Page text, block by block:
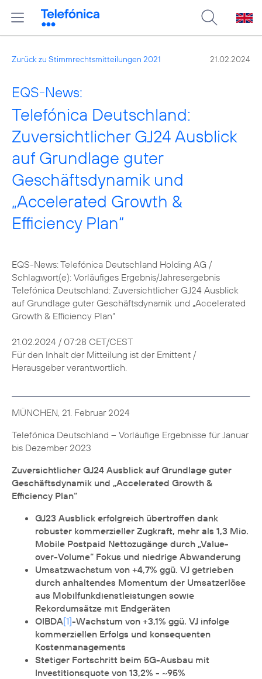
Zurück zu Stimmrechtsmitteilungen 2021 21.02.2024
EQS-News:
Telefónica Deutschland:
Zuversichtlicher GJ24 Ausblick
auf Grundlage guter
Geschäftsdynamik und
„Accelerated Growth &
Efficiency Plan“
EQS-News: Telefónica Deutschland Holding AG /
Schlagwort(e): Vorläufiges Ergebnis/Jahresergebnis
Telefónica Deutschland: Zuversichtlicher GJ24 Ausblick
auf Grundlage guter Geschäftsdynamik und „Accelerated
Growth & Efficiency Plan“
21.02.2024 / 07:28 CET/CEST
Für den Inhalt der Mitteilung ist der Emittent /
Herausgeber verantwortlich.
MÜNCHEN, 21. Februar 2024
Telefónica Deutschland – Vorläufige Ergebnisse für Januar
bis Dezember 2023
Zuversichtlicher GJ24 Ausblick auf Grundlage guter
Geschäftsdynamik und „Accelerated Growth &
Efficiency Plan“
GJ23 Ausblick erfolgreich übertroffen dank
robuster kommerzieller Zugkraft, mehr als 1,3 Mio.
Mobile Postpaid Nettozugänge durch „Value-
over-Volume“ Fokus und niedrige Abwanderung
Umsatzwachstum von +4,7% ggü. VJ getrieben
durch anhaltendes Momentum der Umsatzerlöse
aus Mobilfunkdienstleistungen sowie
Rekordumsätze mit Endgeräten
OIBDA[1]-Wachstum von +3,1% ggü. VJ infolge
kommerziellen Erfolgs und konsequenten
Kostenmanagements
Stetiger Fortschritt beim 5G-Ausbau mit
Investitionsquote von 13,2% - ~95%